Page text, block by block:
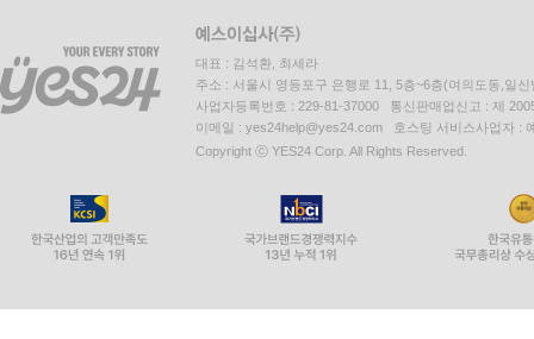
대표 : 김석환, 최세라
주소 : 서울시 영등포구 은행로 11, 5층~6층(여의도동,일신
사업자등록번호 : 229-81-37000 통신판매업신고 : 제
이메일 : yes24help@yes24.com 호스팅 서비스사업자 :
Copyright ⓒ YES24 Corp. All Rights Reserved.